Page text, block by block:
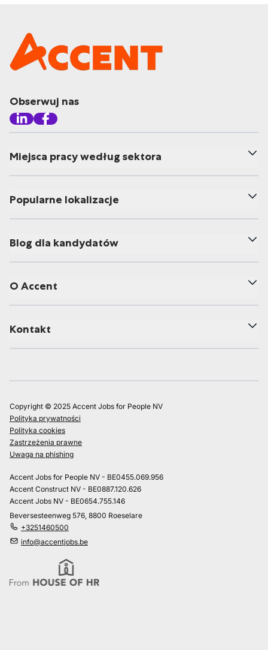
Obserwuj nas
Miejsca pracy według sektora
Popularne lokalizacje
Blog dla kandydatów
O Accent
Kontakt
Copyright © 2025 Accent Jobs for People NV
Polityka prywatności
Polityka cookies
Zastrzeżenia prawne
Uwaga na phishing
Accent Jobs for People NV - BE0455.069.956
Accent Construct NV - BE0887.120.626
Accent Jobs NV - BE0654.755.146
Beversesteenweg 576, 8800 Roeselare
+3251460500
info@accentjobs.be